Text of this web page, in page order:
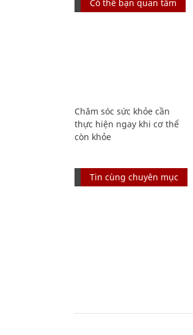
Có thể bạn quan tâm
Chăm sóc sức khỏe cần
thực hiện ngay khi cơ thể
còn khỏe
Tin cùng chuyên mục